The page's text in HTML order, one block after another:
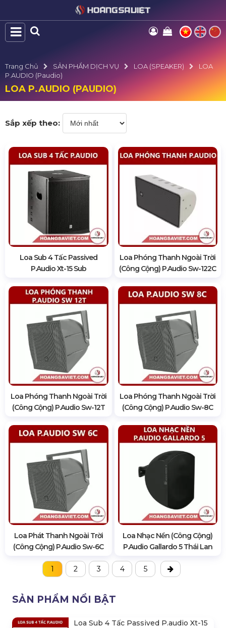
Trang Chủ SẢN PHẨM DỊCH VỤ LOA (SPEAKER)
LOA
P.AUDIO (Paudio)
LOA P.AUDIO (PAUDIO)
Sắp xếp theo:
Loa Sub 4 Tấc Passived
P.audio Xt-15 Sub
Loa Phóng Thanh Ngoài Trời
(Công Cộng) P.audio Sw-122C
Loa Phóng Thanh Ngoài Trời
(Công Cộng) P.audio Sw-12T
Loa Phóng Thanh Ngoài Trời
(Công Cộng) P.audio Sw-8C
Loa Phát Thanh Ngoài Trời
(Công Cộng) P.audio Sw-6C
Loa Nhạc Nền (Công Cộng)
P.audio Gallardo 5 Thái Lan
1 2 3 4 5
SẢN PHẨM NỔI BẬT
Loa Sub 4 Tấc Passived P.audio Xt-15